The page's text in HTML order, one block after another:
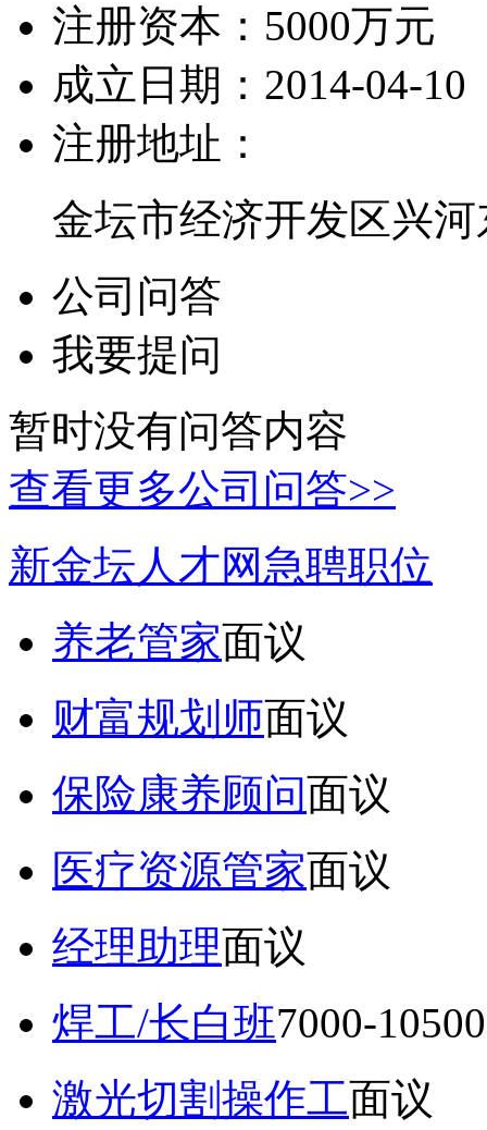
注册资本： 5000万元
成立日期： 2014-04-10
注册地址：
金坛市经济开发区兴河
公司问答
我要提问
暂时没有问答内容
查看更多公司问答>>
新金坛人才网急聘职位
养老管家面议
财富规划师面议
保险康养顾问面议
医疗资源管家面议
经理助理面议
焊工/长白班7000-
激光切割操作工面议